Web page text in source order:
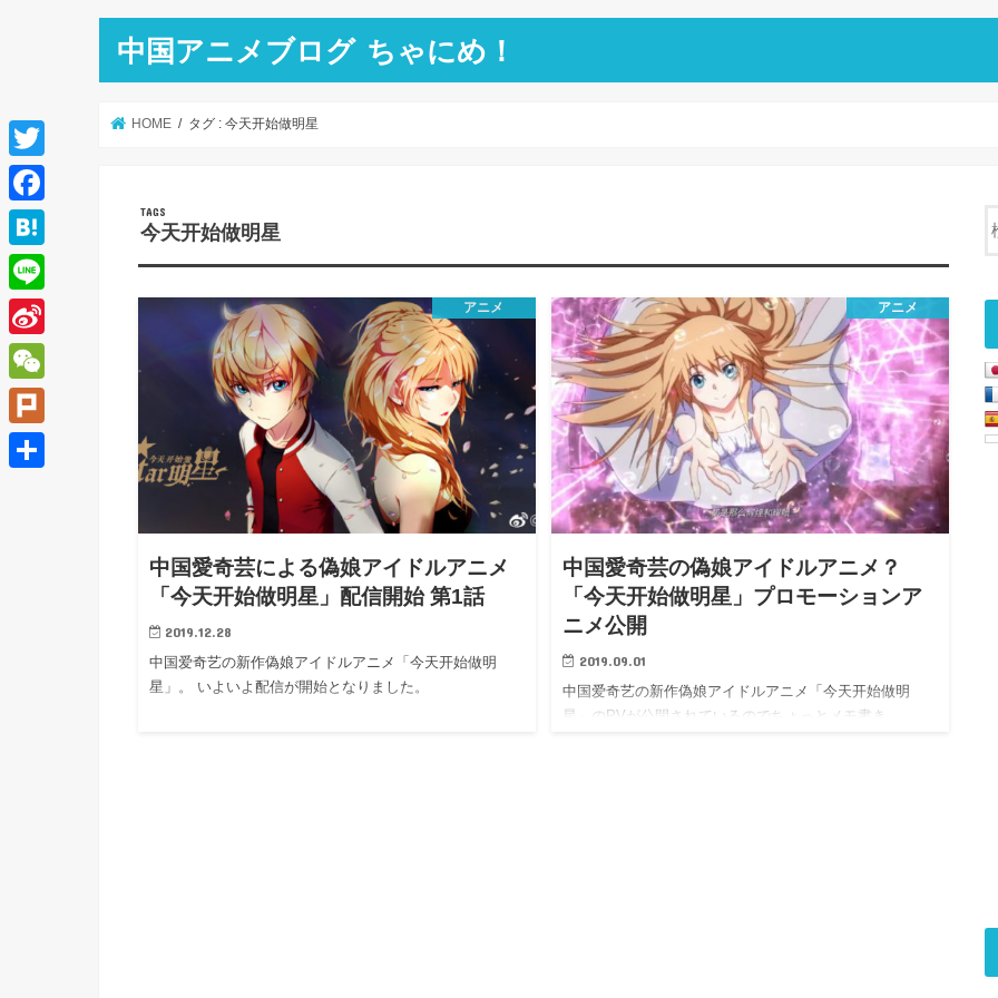
中国アニメブログ ちゃにめ！
HOME タグ : 今天开始做明星
今天开始做明星
アニメ
中国愛奇芸による偽娘アイドルアニメ
「今天开始做明星」配信開始 第1話
2019.12.28
中国爱奇艺の新作偽娘アイドルアニメ「今天开始做明
星」。 いよいよ配信が開始となりました。
アニメ
中国愛奇芸の偽娘アイドルアニメ？
「今天开始做明星」プロモーションア
ニメ公開
2019.09.01
中国爱奇艺の新作偽娘アイドルアニメ「今天开始做明
星」のPVが公開されているのでちょっとメモ書き。
T
w
i
t
e
r
F
a
c
e
b
o
o
k
H
a
t
e
a
L
i
n
e
S
i
n
a
W
e
C
P